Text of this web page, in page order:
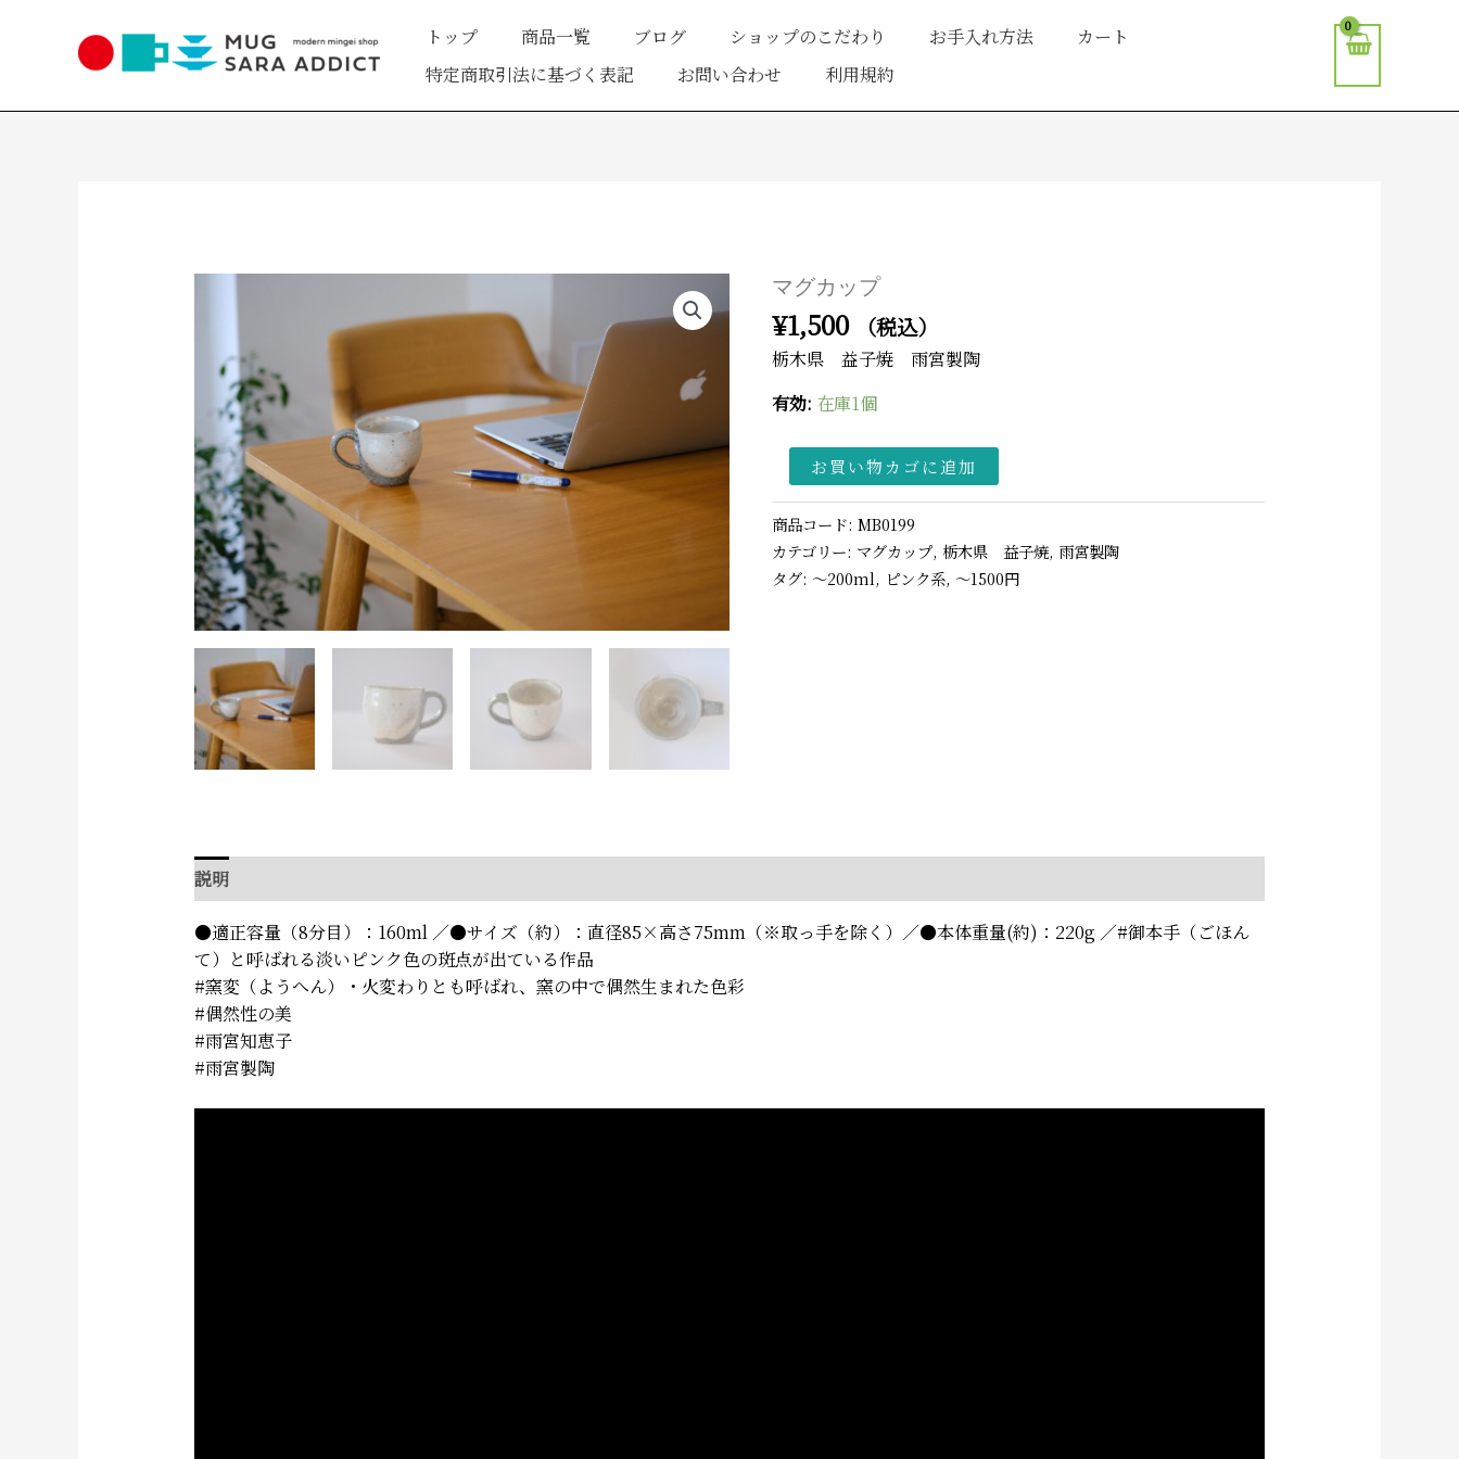
トップ 商品一覧 ブログ ショップのこだわり お手入れ方法
カート
特定商取引法に基づく表記
お問い合わせ 利用規約
マグカップ
¥1,500 （税込）
栃木県 益子焼 雨宮製陶
有効: 在庫1個
マ
グ
カ
ッ
プ
お買い物カゴに追加
商品コード:MB0199
カテゴリー: マグカップ,栃木県 益子焼, 雨宮製陶
タグ: 〜200ml, ピンク系, 〜1500円
説明
●適正容量（8分目）：160ml ／●サイズ（約）：直径85×高さ75mm（※取っ手を除く）／●本体重量(約)：220g ／#御本手（ごほん
て）と呼ばれる淡いピンク色の斑点が出ている作品
#窯変（ようへん）・火変わりとも呼ばれ、窯の中で偶然生まれた色彩
#偶然性の美
#雨宮知恵子
#雨宮製陶